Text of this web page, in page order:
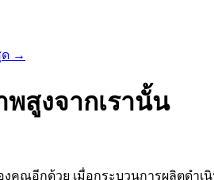
→
สูงจากเรานั้น
คุณอีกด้วย เมื่อกระบวนการผลิตด